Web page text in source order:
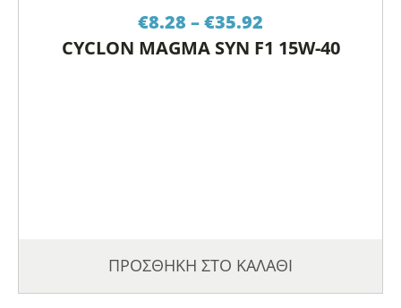
€8.28 –€35.92
€8.28
CYCLON MAGMA SYN F1 15W-40
ΠΡΟΣΘΗΚΗ ΣΤΟ ΚΑΛΑΘΙ